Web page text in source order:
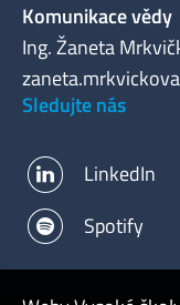
Komunikace vědy
Ing. Žaneta
Sledujte nás
LinkedIn
Spotify